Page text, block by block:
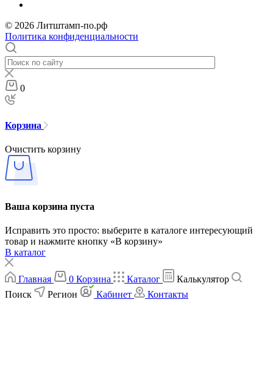
© 2026 Литштамп-по.рф
Политика конфиденциальности
0
Корзина
Очистить корзину
Ваша корзина пуста
Исправить это просто: выберите в каталоге интересующий
товар и нажмите кнопку «В корзину»
В каталог
Главная 0 Корзина Каталог
Калькулятор
Поиск
Регион Кабинет Контакты